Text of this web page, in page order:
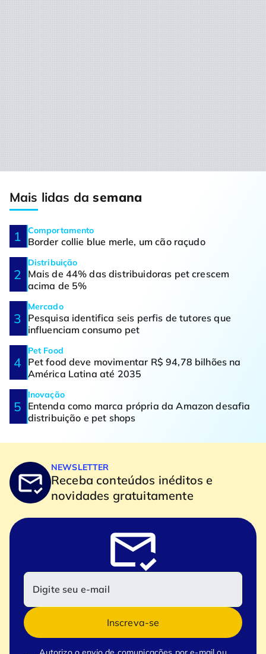
Mais lidas dasemana
Comportamento
Border collie blue merle, um cão raçudo
Distribuição
Mais de 44% das distribuidoras pet crescem
acima de 5%
Mercado
Pesquisa identifica seis perfis de tutores que
influenciam consumo pet
Pet Food
Pet food deve movimentar R$ 94,78 bilhões na
América Latina até 2035
Inovação
Entenda como marca própria da Amazon desafia
distribuição e pet shops
NEWSLETTER
Receba conteúdos inéditos e
novidades gratuitamente
Inscreva-se